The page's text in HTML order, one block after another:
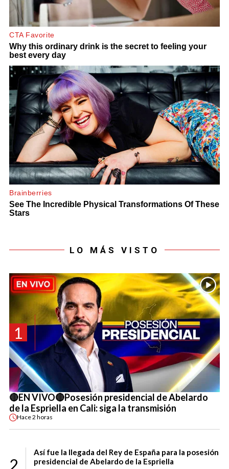
LO MÁS VISTO
1
🔴EN VIVO🔴Posesión presidencial de Abelardo
de la Espriella en Cali: siga la transmisión
Hace2 horas
2
Así fue la llegada del Rey de España para la posesión
presidencial de Abelardo de la Espriella